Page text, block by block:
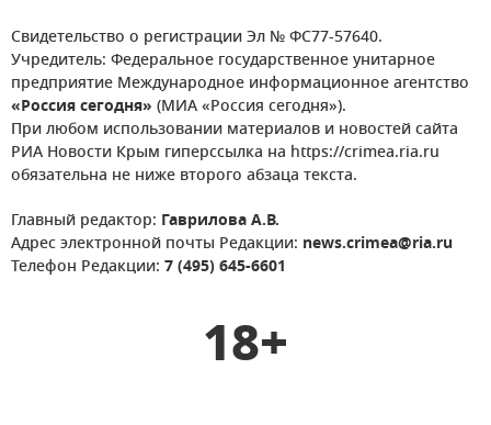
Свидетельство о регистрации Эл № ФС77-57640.
Учредитель: Федеральное государственное унитарное
предприятие Международное информационное агентство
«Россия сегодня» (МИА «Россия сегодня»).
При любом использовании материалов и новостей сайта
РИА Новости Крым гиперссылка на https://crimea.ria.ru
обязательна не ниже второго абзаца текста.
Главный редактор: Гаврилова А.В.
Адрес электронной почты Редакции: news.crimea@ria.ru
Телефон Редакции: 7 (495) 645-6601
18+